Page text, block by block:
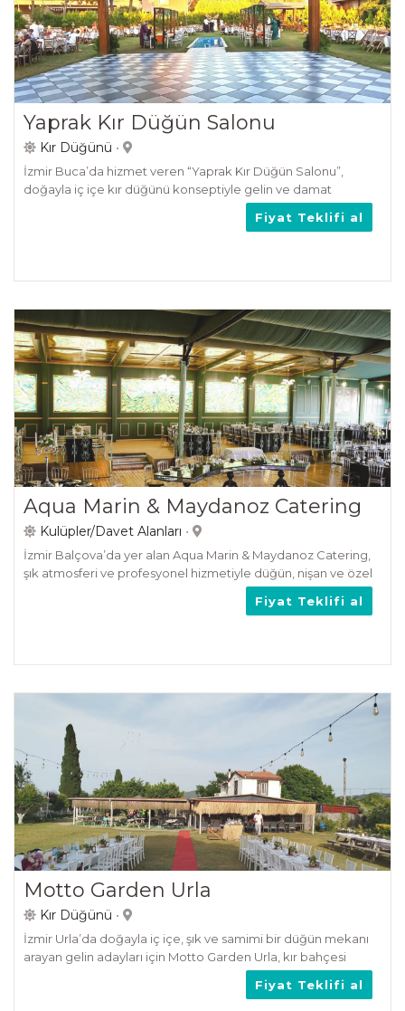
Yaprak Kır Düğün Salonu
Kır Düğünü •
İzmir Buca’da hizmet veren “Yaprak Kır Düğün Salonu”,
doğayla iç içe kır düğünü konseptiyle gelin ve damat
adaylarına açık hava düğünleri için eşsiz bir mekan sunuyor.
Fiyat Teklifi al
Aqua Marin & Maydanoz Catering
Kulüpler/Davet Alanları •
İzmir Balçova’da yer alan Aqua Marin & Maydanoz Catering,
şık atmosferi ve profesyonel hizmetiyle düğün, nişan ve özel
organizasyonlar için ideal bir mekan sunuyor.
Fiyat Teklifi al
Motto Garden Urla
Kır Düğünü •
İzmir Urla’da doğayla iç içe, şık ve samimi bir düğün mekanı
arayan gelin adayları için Motto Garden Urla, kır bahçesi
konseptiyle hayallerinizin organizasyonunu gerçeğe
Fiyat Teklifi al